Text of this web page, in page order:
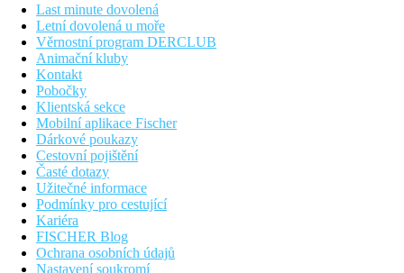
Last minute dovolená
Letní dovolená u moře
Věrnostní program DERCLUB
Animační kluby
Kontakt
Pobočky
Klientská sekce
Mobilní aplikace Fischer
Dárkové poukazy
Cestovní pojištění
Časté dotazy
Užitečné informace
Podmínky pro cestující
Kariéra
FISCHER Blog
Ochrana osobních údajů
Nastavení soukromí